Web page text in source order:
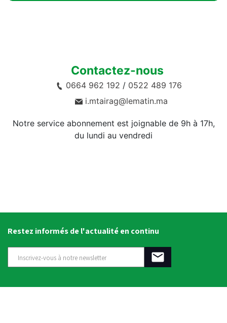
Contactez-nous
0664 962 192 / 0522 489 176
i.mtairag@lematin.ma
Notre service abonnement est joignable de 9h à 17h,
du lundi au vendredi
Restez informés de l'actualité en continu